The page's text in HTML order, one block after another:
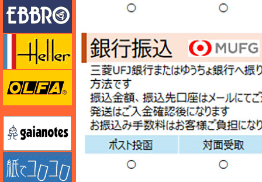
エレール
オルファ
ガイアノーツ